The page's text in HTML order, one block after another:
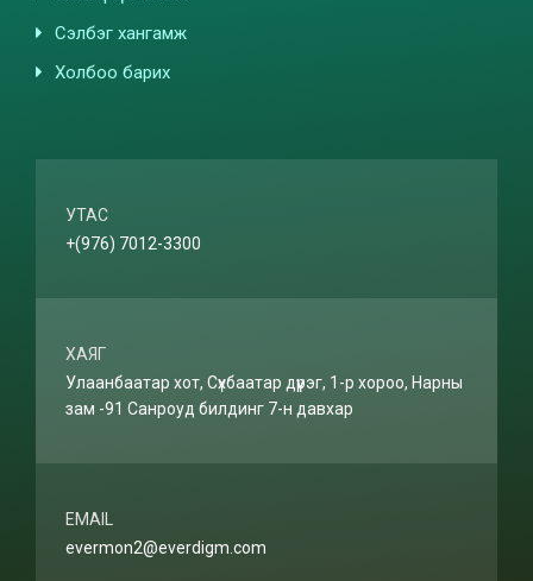
Сэлбэг хангамж
Холбоо барих
УТАС
+(976) 7012-3300
ХАЯГ
Улаанбаатар хот, Сүхбаатар дүүрэг, 1-р хороо, Нарны
зам -91 Санроуд билдинг 7-н давхар
EMAIL
evermon2@everdigm.com